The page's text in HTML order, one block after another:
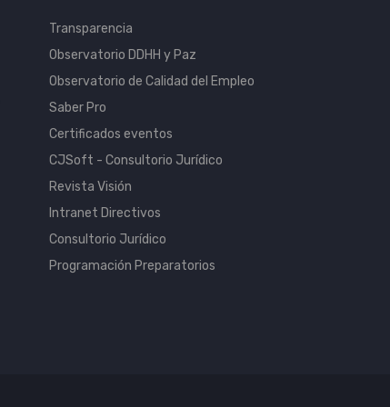
Transparencia
Observatorio DDHH y Paz
Observatorio de Calidad del Empleo
Saber Pro
Certificados eventos
CJSoft - Consultorio Jurídico
Revista Visión
Intranet Directivos
Consultorio Jurídico
Programación Preparatorios